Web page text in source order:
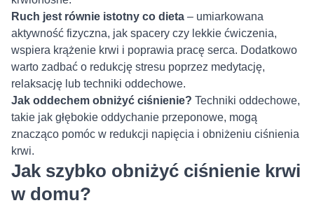
Ruch jest równie istotny co dieta – umiarkowana
aktywność fizyczna, jak spacery czy lekkie ćwiczenia,
wspiera krążenie krwi i poprawia pracę serca. Dodatkowo
warto zadbać o redukcję stresu poprzez medytację,
relaksację lub techniki oddechowe.
Jak oddechem obniżyć ciśnienie? Techniki oddechowe,
takie jak głębokie oddychanie przeponowe, mogą
znacząco pomóc w redukcji napięcia i obniżeniu ciśnienia
krwi.
Jak szybko obniżyć ciśnienie krwi
w domu?